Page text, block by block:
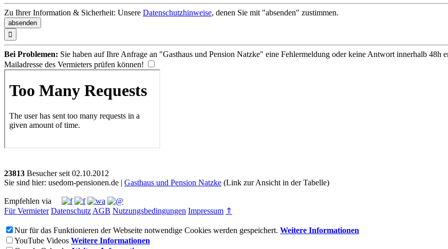
Zu Ihrer Information & Sicherheit: Unsere Datenschutzhinweise, denen Sie mit "absenden" zustimmen.

Bei Problemen: Sie haben auf Ihre Anfrage an "Gasthaus und Pension Natzke" eine Fehlermeldung oder keine Antwort innerhalb 48h
Mailadresse des Vermieters prüfen können!
23813 Besucher seit 02.10.201 2
Sie sind hier: usedom-pensionen.de | Gasthaus und Pension Natzke (Link zur Ansicht in der Tabelle)
Empfehlen via
Für Vermieter Datenschutz AGB Nutzungsbedingungen Impressum ⇑
Nur für das Funktionieren der Webseite notwendige Cookies werden gespeichert. Weitere Informationen
YouTube Videos Weitere Informationen